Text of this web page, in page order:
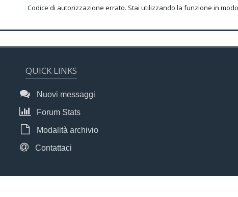
Codice di autorizzazione errato. Stai utilizzando la funzione in
QUICK LINKS
Nuovi messaggi
Forum Stats
Modalità archivio
Contattaci